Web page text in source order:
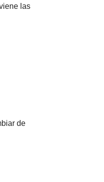
las
de